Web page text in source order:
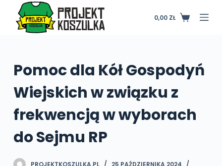
d
o
Koszyk
0,00 ZŁ
Pomoc dla Kół Gospodyń
Wiejskich w związku z
frekwencją w wyborach
do Sejmu RP
PROJEKTKOSZULKA.PL
25 PAŹDZIERNIKA 2024